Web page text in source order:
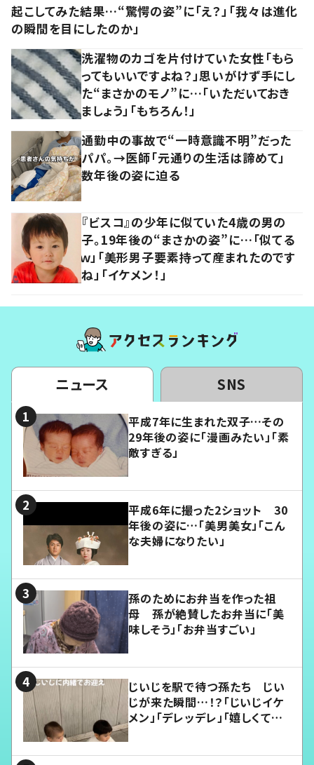
起こしてみた結果…“驚愕の姿”に「え？」「我々は進化
の瞬間を目にしたのか」
洗濯物のカゴを片付けていた女性「もら
ってもいいですよね？」思いがけず手にし
た“まさかのモノ”に…「いただいておき
ましょう」「もちろん！」
通勤中の事故で“一時意識不明”だった
パパ。→医師「元通りの生活は諦めて」
数年後の姿に迫る
『ビスコ』の少年に似ていた4歳の男の
子。19年後の“まさかの姿”に…「似てる
ｗ」「美形男子要素持って産まれたのです
ね」「イケメン！」
ニュース SNS
平成7年に生まれた双子…その
29年後の姿に「漫画みたい」「素
敵すぎる」
平成6年に撮った2ショット 30
年後の姿に…「美男美女」「こん
な夫婦になりたい」
孫のためにお弁当を作った祖
母 孫が絶賛したお弁当に「美
味しそう」「お弁当すごい」
じいじを駅で待つ孫たち じい
じが来た瞬間…！？「じいじイケ
メン」「デレッデレ」「嬉しくて可